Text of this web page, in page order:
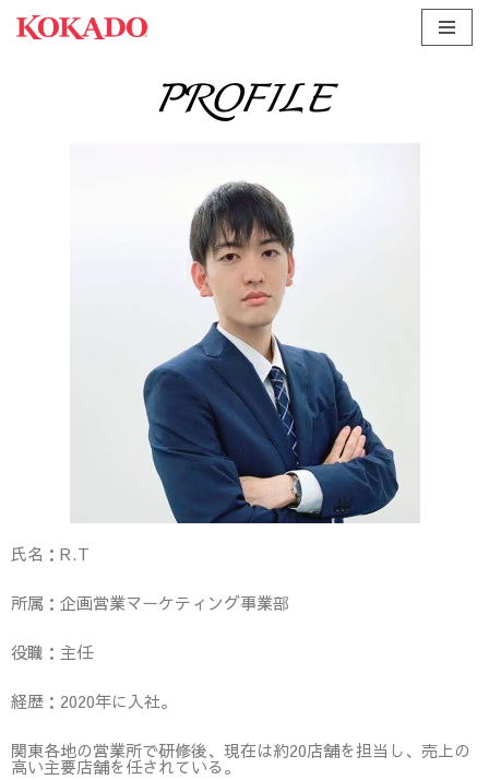
PROFILE
氏名：R.T
所属：企画営業マーケティング事業部
役職：主任
経歴：2020年に入社。
関東各地の営業所で研修後、現在は約20店舗を担当し、売上の
高い主要店舗を任されている。